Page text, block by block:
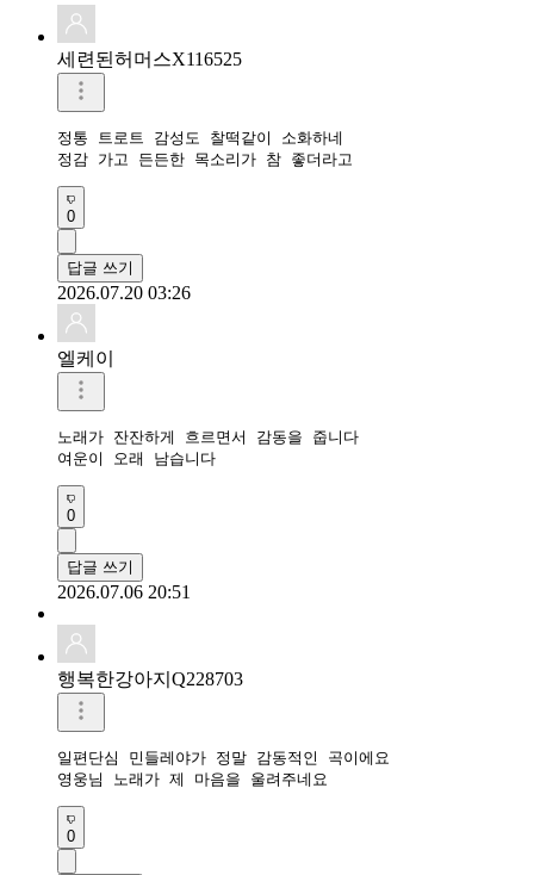
세련된허머스X116525
정통 트로트 감성도 찰떡같이 소화하네
정감 가고 든든한 목소리가 참 좋더라고
0
답글 쓰기
2026.07.20 03:26
엘케이
노래가 잔잔하게 흐르면서 감동을 줍니다
여운이 오래 남습니다
0
답글 쓰기
2026.07.06 20:51
행복한강아지Q228703
일편단심 민들레야가 정말 감동적인 곡이에요
영웅님 노래가 제 마음을 울려주네요
0